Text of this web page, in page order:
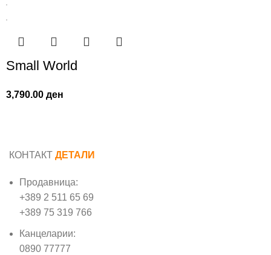
Small World
3,790.00ден
КОНТАКТ ДЕТАЛИ
Продавница:
+389 2 511 65 69
+389 75 319 766
Канцеларии:
0890 77777